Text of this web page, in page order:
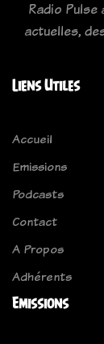
Radio
actuelles,
Liens Utiles
Accueil
Emissions
Podcasts
Contact
A Propos
Adhérents
Emissions